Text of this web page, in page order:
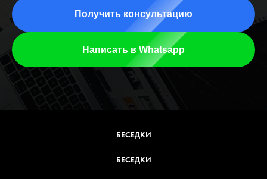
Получить консультацию
Написать в Whatsapp
БЕСЕДКИ
БЕСЕДКИ